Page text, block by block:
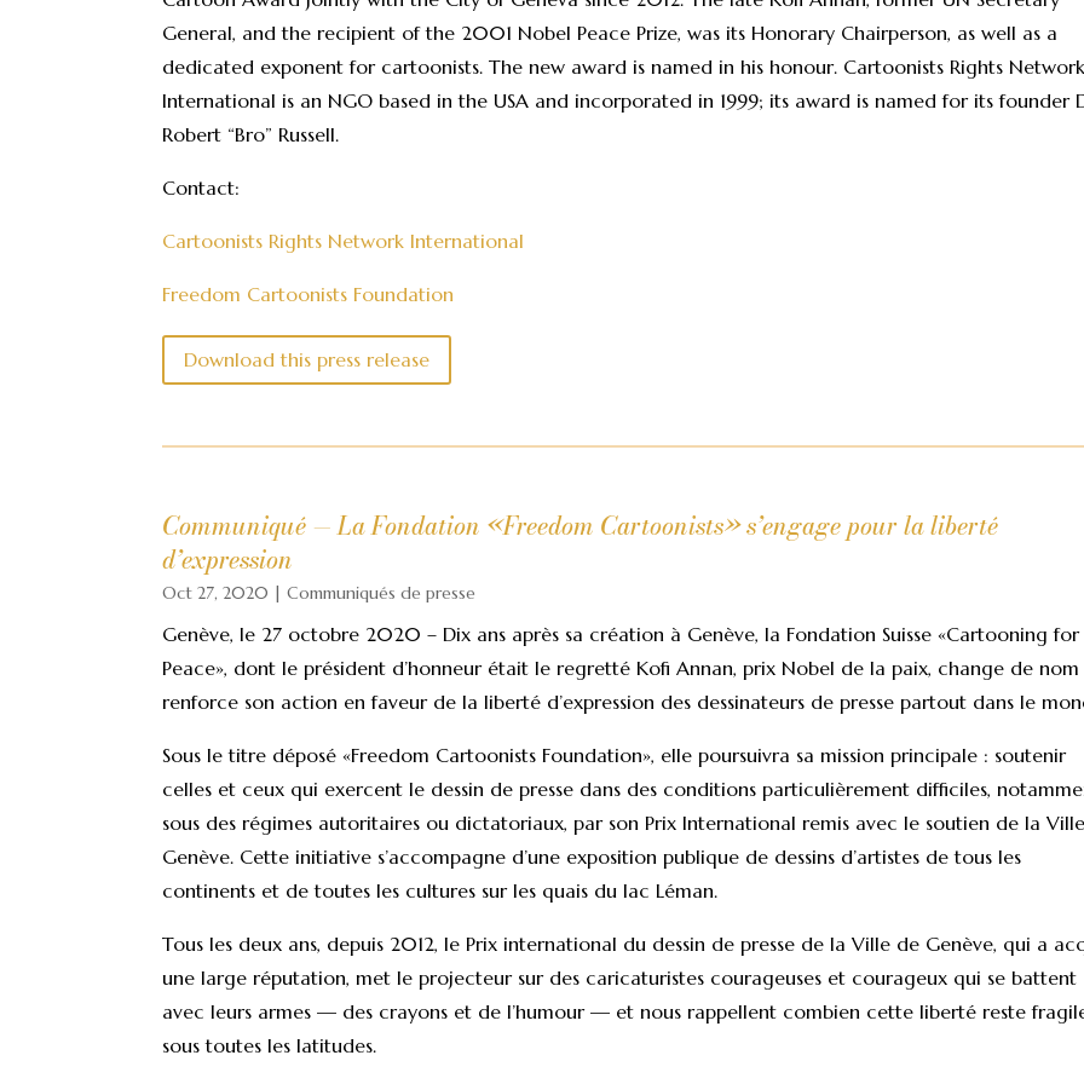
General, and the recipient of the 2001 Nobel Peace Prize, was its Honorary Chairperson, as well as a
dedicated exponent for cartoonists. The new award is named in his honour. Cartoonists Rights
International is an NGO based in the USA and incorporated in 1999; its award is named for its founder
Robert “Bro” Russell.
Contact:
Cartoonists Rights Network International
Freedom Cartoonists Foundation
Download this press release
Communiqué — La Fondation «Freedom Cartoonists» s’engage pour la liberté
d’expression
Oct 27, 2020 |Communiqués de presse
Genève, le 27 octobre 2020 – Dix ans après sa création à Genève, la Fondation Suisse «Cartooning for
Peace», dont le président d’honneur était le regretté Kofi Annan, prix Nobel de la paix, change de
renforce son action en faveur de la liberté d’expression des dessinateurs de presse partout dans le
Sous le titre déposé «Freedom Cartoonists Foundation», elle poursuivra sa mission principale : soutenir
celles et ceux qui exercent le dessin de presse dans des conditions particulièrement difficiles,
sous des régimes autoritaires ou dictatoriaux, par son Prix International remis avec le soutien de la
Genève. Cette initiative s’accompagne d’une exposition publique de dessins d’artistes de tous les
continents et de toutes les cultures sur les quais du lac Léman.
Tous les deux ans, depuis 2012, le Prix international du dessin de presse de la Ville de Genève, qui a
une large réputation, met le projecteur sur des caricaturistes courageuses et courageux qui se battent
avec leurs armes — des crayons et de l’humour — et nous rappellent combien cette liberté reste
sous toutes les latitudes.